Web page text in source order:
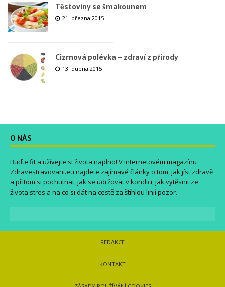
Těstoviny se šmakounem
21. března 2015
Cizrnová polévka – zdraví z přírody
13. dubna 2015
O NÁS
Buďte fit a užívejte si života naplno! V internetovém magazínu
Zdravestravovani.eu najdete zajímavé články o tom, jak jíst zdravě
a přitom si pochutnat, jak se udržovat v kondici, jak vytěsnit ze
života stres a na co si dát na cestě za štíhlou linií pozor.
REDAKCE
KONTAKT